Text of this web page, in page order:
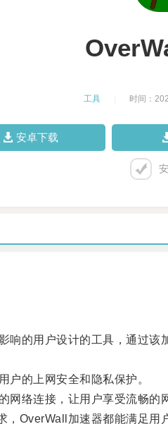
工具 时间：
安卓下载
的用户设计的工具，通过该
的上网安全和隐私保护。
络连接，让用户享受流畅的
OverWall加速器都能满足用